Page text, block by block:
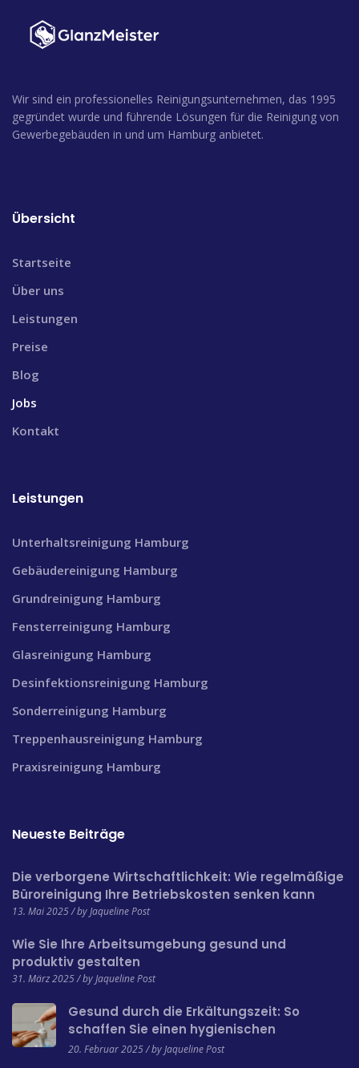
Wir sind ein professionelles Reinigungsunternehmen, das 1995
gegründet wurde und führende Lösungen für die Reinigung von
Gewerbegebäuden in und um Hamburg anbietet.
Übersicht
Startseite
Über uns
Leistungen
Preise
Blog
Jobs
Kontakt
Leistungen
Unterhaltsreinigung Hamburg
Gebäudereinigung Hamburg
Grundreinigung Hamburg
Fensterreinigung Hamburg
Glasreinigung Hamburg
Desinfektionsreinigung Hamburg
Sonderreinigung Hamburg
Treppenhausreinigung Hamburg
Praxisreinigung Hamburg
Neueste Beiträge
Die verborgene Wirtschaftlichkeit: Wie regelmäßige
Büroreinigung Ihre Betriebskosten senken kann
13. Mai 2025 / by Jaqueline Post
Wie Sie Ihre Arbeitsumgebung gesund und
produktiv gestalten
31. März 2025 / by Jaqueline Post
Gesund durch die Erkältungszeit: So
schaffen Sie einen hygienischen
Arbeitsplatz
20. Februar 2025 / by Jaqueline Post